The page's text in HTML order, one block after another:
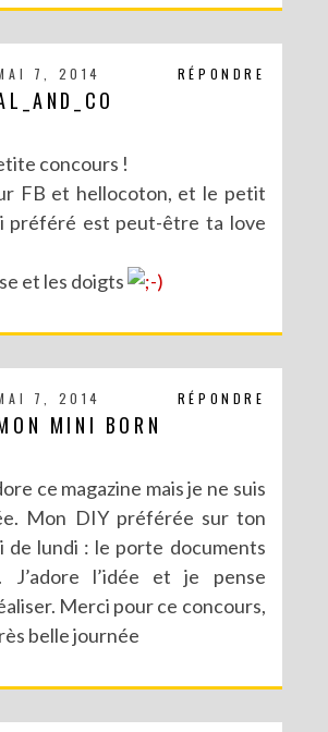
RÉPONDRE
7, 2014
concours !
FB et hellocoton, et le petit
préféré est peut-être ta love
et les doigts
RÉPONDRE
7, 2014
MINI BORN
ce magazine mais je ne suis
Mon DIY préférée sur ton
de lundi : le porte documents
J’adore l’idée et je pense
Merci pour ce concours,
belle journée